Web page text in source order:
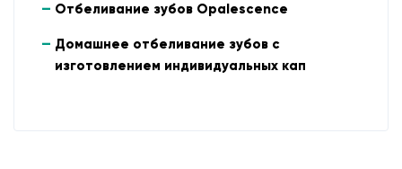
Отбеливание зубов Opalescence
Домашнее отбеливание зубов с
изготовлением индивидуальных кап